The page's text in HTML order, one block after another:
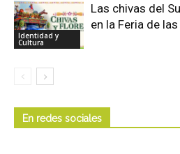
Identidad y
Cultura
Las chivas del
en la Feria de
En redes sociales